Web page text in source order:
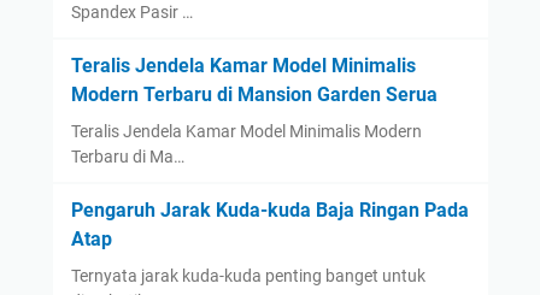
Spandex Pasir …
Teralis Jendela Kamar Model Minimalis
Modern Terbaru di Mansion Garden Serua
Teralis Jendela Kamar Model Minimalis Modern
Terbaru di Ma…
Pengaruh Jarak Kuda-kuda Baja Ringan Pada
Atap
Ternyata jarak kuda-kuda penting banget untuk